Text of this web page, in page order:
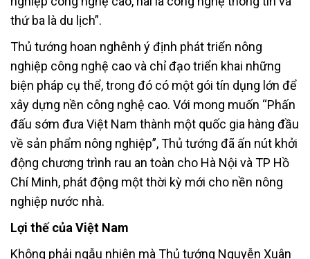
thứ ba là du lịch”.
Thủ tướng hoan nghênh ý định phát triển nông
nghiệp công nghệ cao và chỉ đạo triển khai những
biện pháp cụ thể, trong đó có một gói tín dụng lớn để
xây dựng nền công nghệ cao. Với mong muốn “Phấn
đấu sớm đưa Việt Nam thành một quốc gia hàng đầu
về sản phẩm nông nghiệp”, Thủ tướng đã ấn nút khởi
động chương trình rau an toàn cho Hà Nội và TP Hồ
Chí Minh, phát động một thời kỳ mới cho nền nông
nghiệp nước nhà.
Lợi thế của Việt Nam
Không phải ngẫu nhiên mà Thủ tướng Nguyễn Xuân